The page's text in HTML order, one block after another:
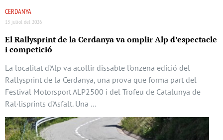
CERDANYA
13 juliol del 2026
El Rallysprint de la Cerdanya va omplir Alp d’espectacle
i competició
La localitat d’Alp va acollir dissabte l’onzena edició del
Rallysprint de la Cerdanya, una prova que forma part del
Festival Motorsport ALP2500 i del Trofeu de Catalunya de
Ral·lisprints d’Asfalt. Una …